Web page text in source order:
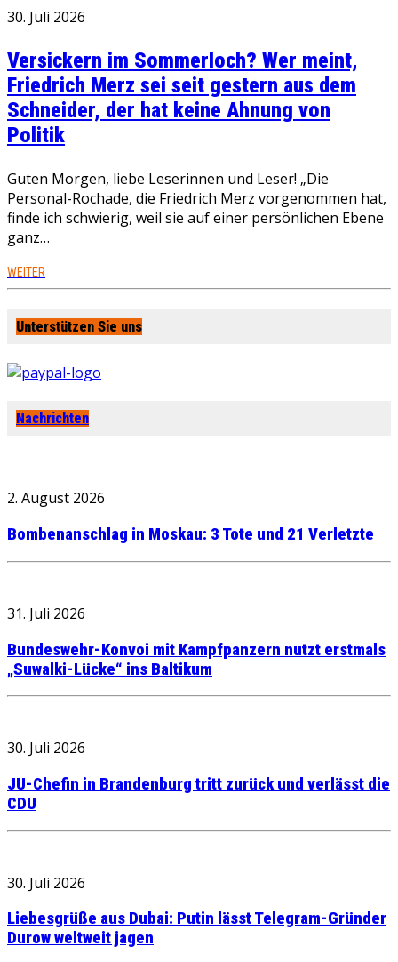
30. Juli 2026
Versickern im Sommerloch? Wer meint,
Friedrich Merz sei seit gestern aus dem
Schneider, der hat keine Ahnung von
Politik
Guten Morgen, liebe Leserinnen und Leser! „Die
Personal-Rochade, die Friedrich Merz vorgenommen hat,
finde ich schwierig, weil sie auf einer persönlichen Ebene
ganz…
WEITER
Unterstützen Sie uns
Nachrichten
2. August 2026
Bombenanschlag in Moskau: 3 Tote und 21 Verletzte
31. Juli 2026
Bundeswehr-Konvoi mit Kampfpanzern nutzt erstmals
„Suwalki-Lücke“ ins Baltikum
30. Juli 2026
JU-Chefin in Brandenburg tritt zurück und verlässt die
CDU
30. Juli 2026
Liebesgrüße aus Dubai: Putin lässt Telegram-Gründer
Durow weltweit jagen